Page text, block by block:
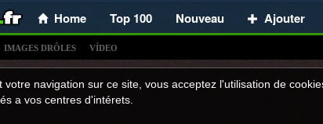
Home Top 100 Nouveau Ajouter
IMAGES DRÔLES VÍDEO
votre navigation sur ce site, vous acceptez l'utilisation de
a vos centres d'intérets.